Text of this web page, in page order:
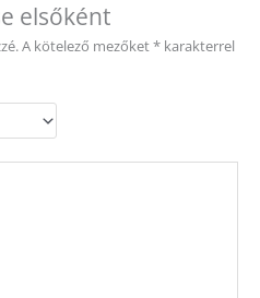
elsőként
A kötelező mezőket* karakterrel